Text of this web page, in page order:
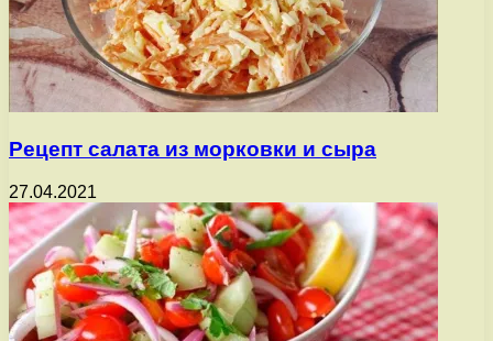
Рецепт салата из морковки и сыра
27.04.2021